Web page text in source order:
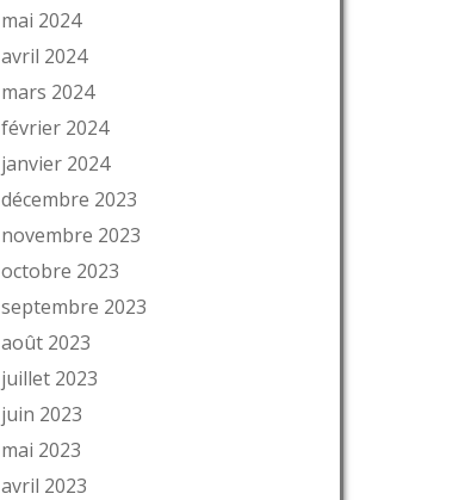
mai 2024
avril 2024
mars 2024
février 2024
janvier 2024
décembre 2023
novembre 2023
octobre 2023
septembre 2023
août 2023
juillet 2023
juin 2023
mai 2023
avril 2023